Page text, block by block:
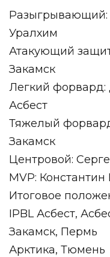
Разыгрывающий:
Уралхим
Атакующий
Закамск
Легкий форвард:
Асбест
Тяжелый
Закамск
Центровой:
MVP:
Итоговое
IPBL Асбест,
Закамск, Пермь
Арктика, Тюмень